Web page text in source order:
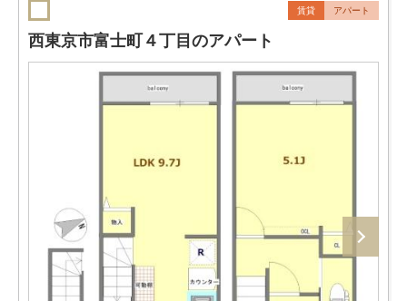
賃貸 アパート
西東京市富士町４丁目のアパート